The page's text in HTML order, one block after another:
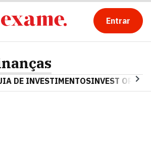
Entrar
DE INVESTIMENTOSINVEST OPINA